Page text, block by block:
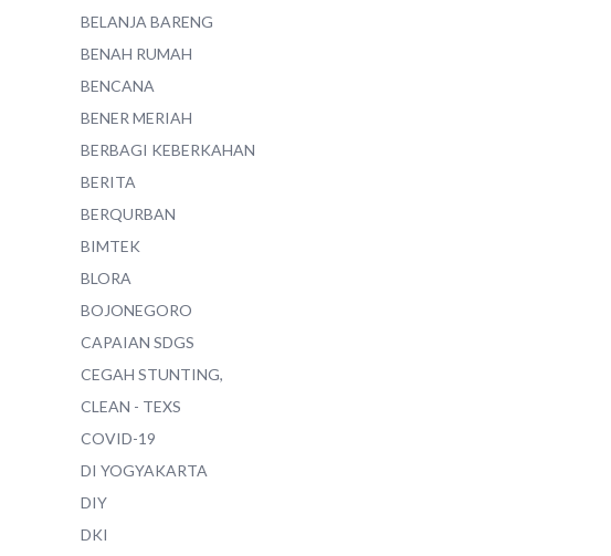
BELANJA BARENG
BENAH RUMAH
BENCANA
BENER MERIAH
BERBAGI KEBERKAHAN
BERITA
BERQURBAN
BIMTEK
BLORA
BOJONEGORO
CAPAIAN SDGS
CEGAH STUNTING,
CLEAN - TEXS
COVID-19
DI YOGYAKARTA
DIY
DKI